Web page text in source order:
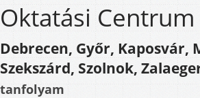
Oktatási Centrum
Debrecen, Győr, Kaposvár,
Szekszárd, Szolnok,
tanfolyam